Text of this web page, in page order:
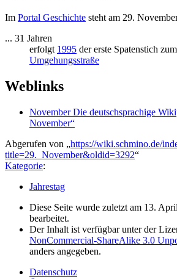
Im Portal Geschichte steht am 29.
... 31 Jahren
erfolgt 1995 der erste Spatenstich
Umgehungsstraße
Weblinks
November Die deutschsprachige
November“
Abgerufen von „https://wiki.schmino.de/
title=29._November&oldid=3292“
Kategorie:
Jahrestag
Diese Seite wurde zuletzt am 13.
bearbeitet.
Der Inhalt ist verfügbar unter der
NonCommercial-ShareAlike 3.0
anders angegeben.
Datenschutz